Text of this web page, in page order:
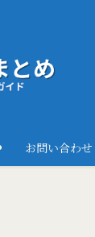
お問い合わせ